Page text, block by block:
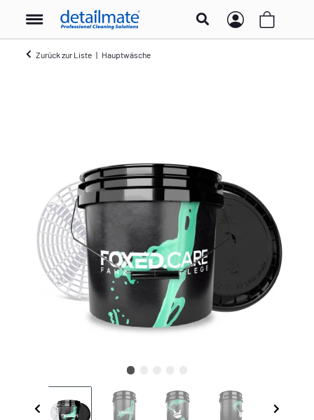
Zurück zur Liste Hauptwäsche